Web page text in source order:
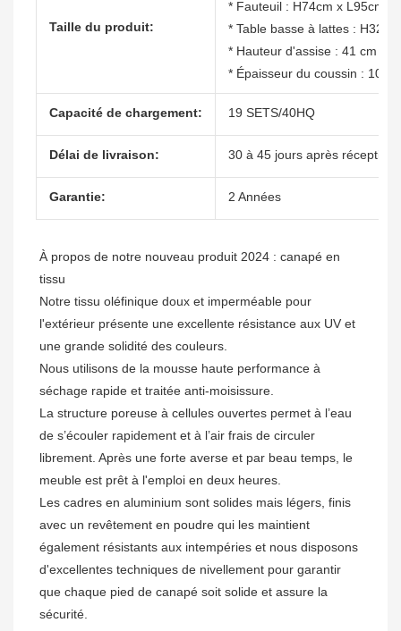
Taille du produit:
* Fauteuil : H74cm x L95cm x
* Table basse à lattes :
* Hauteur d'assise : 41 cm
* Épaisseur du coussin : 10
Capacité de chargement: 19 SETS/40HQ
Délai de livraison: 30 à 45 jours après réception
Garantie: 2 Années
À propos de notre nouveau produit 2024 : canapé en
tissu
Notre tissu oléfinique doux et imperméable pour
l'extérieur présente une excellente résistance aux UV et
une grande solidité des couleurs.
Nous utilisons de la mousse haute performance à
séchage rapide et traitée anti-moisissure.
La structure poreuse à cellules ouvertes permet à l’eau
de s’écouler rapidement et à l’air frais de circuler
librement. Après une forte averse et par beau temps, le
meuble est prêt à l'emploi en deux heures.
Les cadres en aluminium sont solides mais légers, finis
avec un revêtement en poudre qui les maintient
également résistants aux intempéries et nous disposons
d'excellentes techniques de nivellement pour garantir
que chaque pied de canapé soit solide et assure la